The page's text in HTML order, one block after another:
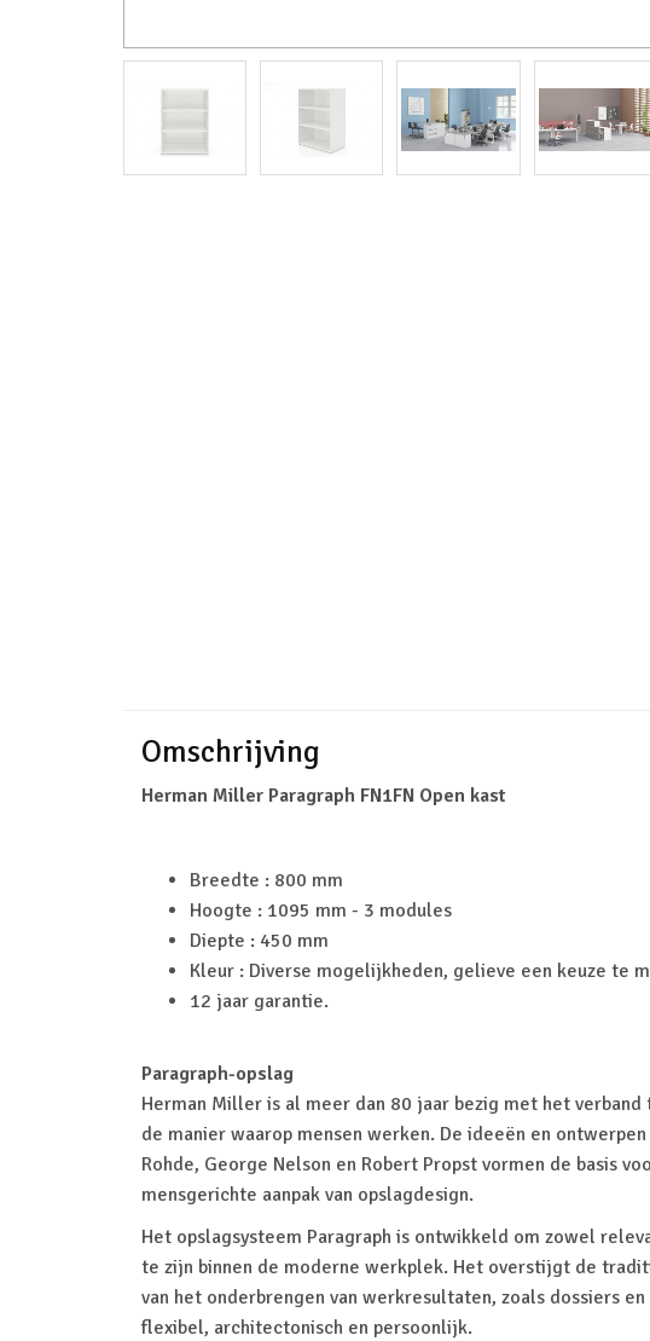
Omschrijving
Herman Miller Paragraph FN1FN Open kast
Breedte : 800 mm
Hoogte : 1095 mm - 3 modules
Diepte : 450 mm
Kleur : Diverse mogelijkheden, gelieve een keuze te
12 jaar garantie.
Paragraph-opslag
Herman Miller is al meer dan 80 jaar bezig met het verband
de manier waarop mensen werken. De ideeën en
Rohde, George Nelson en Robert Propst vormen de basis
mensgerichte aanpak van opslagdesign.
Het opslagsysteem Paragraph is ontwikkeld om zowel
te zijn binnen de moderne werkplek. Het overstijgt de
van het onderbrengen van werkresultaten, zoals dossiers
flexibel, architectonisch en persoonlijk.